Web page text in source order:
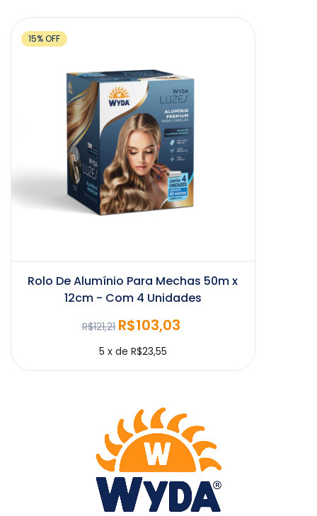
15%OFF
Rolo De Alumínio Para Mechas 50m x
12cm - Com 4 Unidades
R$121,21 R$103,03
5 x de R$23,55